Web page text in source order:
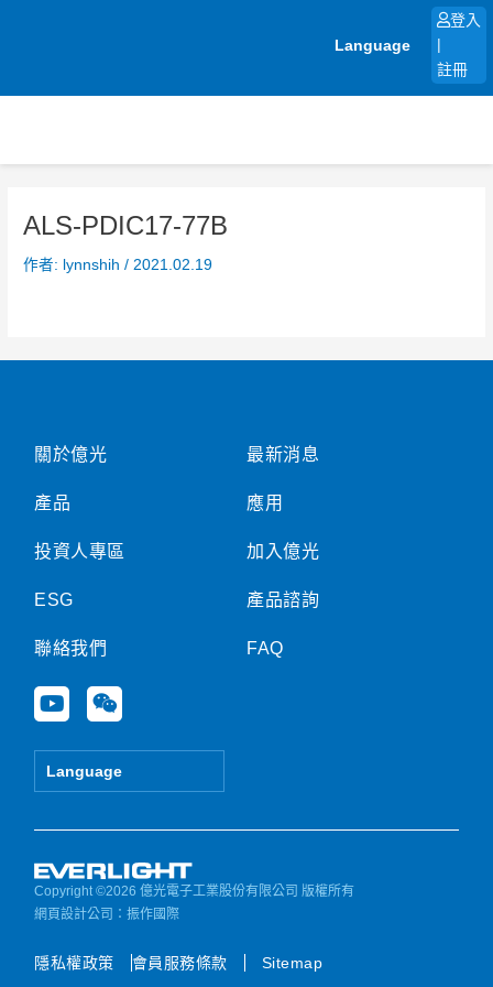
Language
登入
註冊
ALS-PDIC17-77B
作者: lynnshih/ 2021.02.19
關於億光
產品
投資人專區
ESG
聯絡我們
Y
o
u
e
W
e
i
Language
最新消息
應用
加入億光
產品諮詢
FAQ
Copyright ©2026 億光電子工業股份有限公司 版權所有
網頁設計公司 ：振作國際
隱私權政策 會員服務條款 Sitemap